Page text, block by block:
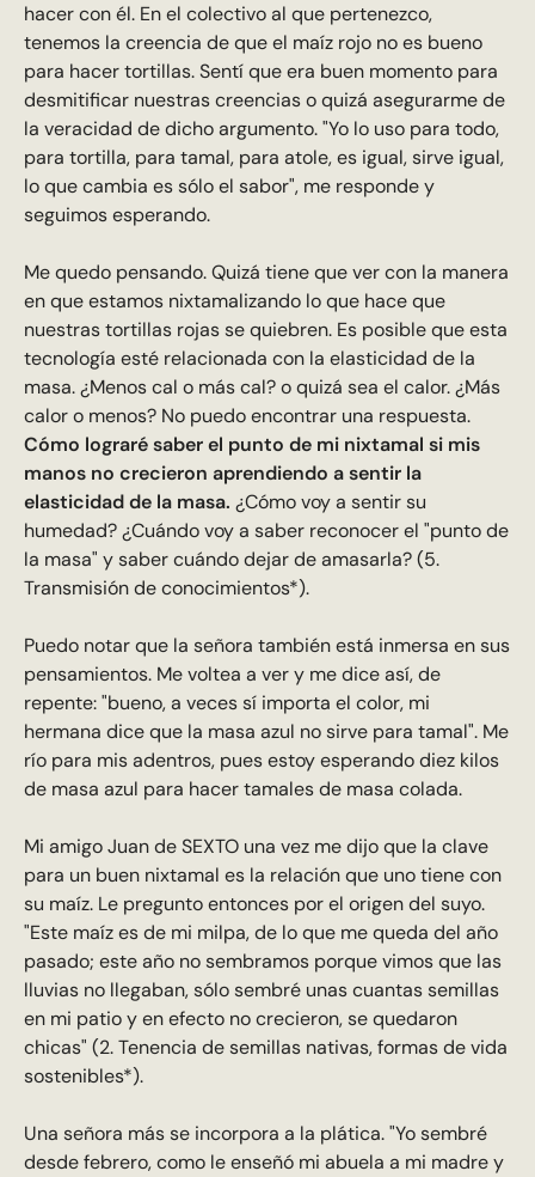
hacer con él. En el colectivo al que pertenezco,
tenemos la creencia de que el maíz rojo no es bueno
para hacer tortillas. Sentí que era buen momento para
desmitificar nuestras creencias o quizá asegurarme de
la veracidad de dicho argumento. "Yo lo uso para todo,
para tortilla, para tamal, para atole, es igual, sirve igual,
lo que cambia es sólo el sabor", me responde y
seguimos esperando.
Me quedo pensando. Quizá tiene que ver con la manera
en que estamos nixtamalizando lo que hace que
nuestras tortillas rojas se quiebren. Es posible que esta
tecnología esté relacionada con la elasticidad de la
masa. ¿Menos cal o más cal? o quizá sea el calor. ¿Más
calor o menos? No puedo encontrar una respuesta.
Cómo lograré saber el punto de mi nixtamal si mis
manos no crecieron aprendiendo a sentir la
elasticidad de la masa. ¿Cómo voy a sentir su
humedad? ¿Cuándo voy a saber reconocer el "punto de
la masa" y saber cuándo dejar de amasarla? (5.
Transmisión de conocimientos*).
Puedo notar que la señora también está inmersa en sus
pensamientos. Me voltea a ver y me dice así, de
repente: "bueno, a veces sí importa el color, mi
hermana dice que la masa azul no sirve para tamal". Me
río para mis adentros, pues estoy esperando diez kilos
de masa azul para hacer tamales de masa colada.
Mi amigo Juan de SEXTO una vez me dijo que la clave
para un buen nixtamal es la relación que uno tiene con
su maíz. Le pregunto entonces por el origen del suyo.
"Este maíz es de mi milpa, de lo que me queda del año
pasado; este año no sembramos porque vimos que las
lluvias no llegaban, sólo sembré unas cuantas semillas
en mi patio y en efecto no crecieron, se quedaron
chicas" (2. Tenencia de semillas nativas, formas de vida
sostenibles*).
Una señora más se incorpora a la plática. "Yo sembré
desde febrero, como le enseñó mi abuela a mi madre y